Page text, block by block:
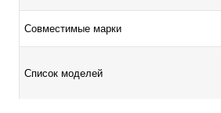
Совместимые марки
Список моделей